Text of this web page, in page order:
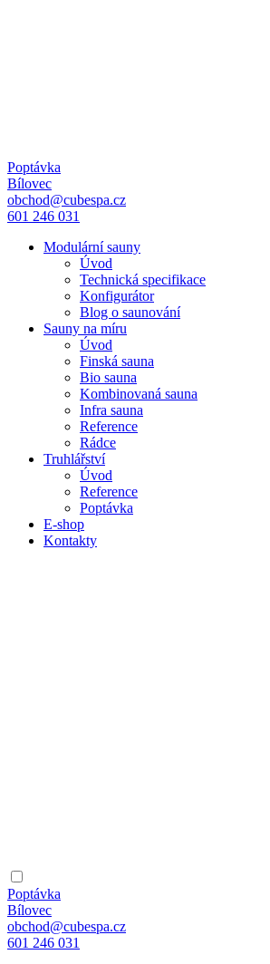
Poptávka
Bílovec
obchod@cubespa.cz
601 246 031
Modulární sauny
Úvod
Technická specifikace
Konfigurátor
Blog o saunování
Sauny na míru
Úvod
Finská sauna
Bio sauna
Kombinovaná sauna
Infra sauna
Reference
Rádce
Truhlářství
Úvod
Reference
Poptávka
E-shop
Kontakty
Poptávka
Bílovec
obchod@cubespa.cz
601 246 031